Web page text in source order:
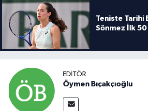
Teniste Tarihi
Sönmez İlk
EDITÖR
Öymen Bıçakçıoğlu